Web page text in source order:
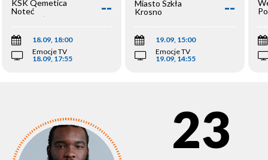
KSK Qemetica
Noteć
Inowrocław
--
18.09, 18:00
Emocje TV
18.09, 17:55
Miasto Szkła
Krosno
--
19.09, 15:00
Emocje TV
19.09, 14:55
23